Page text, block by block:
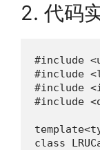
2. 代码
#include
#include
#include
#include
class